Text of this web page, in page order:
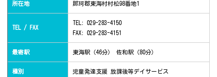
所在地 那珂郡東海村村松98番地1
TEL / FAX
TEL: 029-283-4150
FAX: 029-283-4151
最寄駅 東海駅（46分） 佐和駅（80分）
種別 児童発達支援 放課後等デイサービス